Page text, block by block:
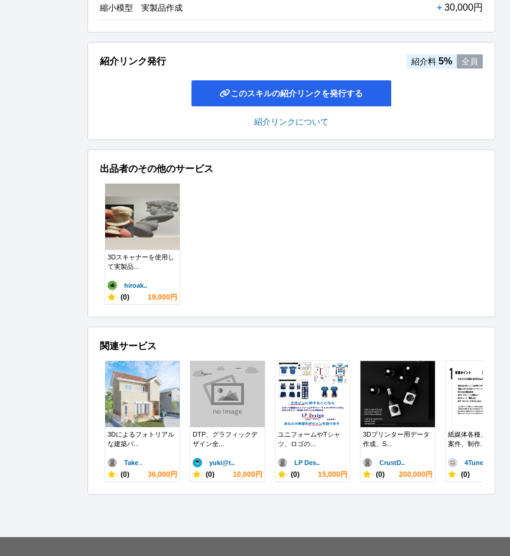
縮小模型 実製品作成 + 30,000円
紹介リンク発行 紹介料 5% 全員
このスキルの紹介リンクを発行する
紹介リンクについて
出品者のその他のサービス
3Dスキャナーを使用し
て実製品...
hiroak..
- (0) 19,000円
関連サービス
3Dによるフォトリアル
な建築パ...
Take .
- (0) 36,000円
DTP、グラフィックデ
ザイン全...
yuki@t..
- (0) 10,000円
ユニフォームやTシャ
ツ、ロゴの...
LP Des..
- (0) 15,000円
3Dプリンター用データ
作成、S...
CrustD..
- (0) 200,000円
紙媒体各種、デザイン
案件、制作...
4Tuneb..
- (0)